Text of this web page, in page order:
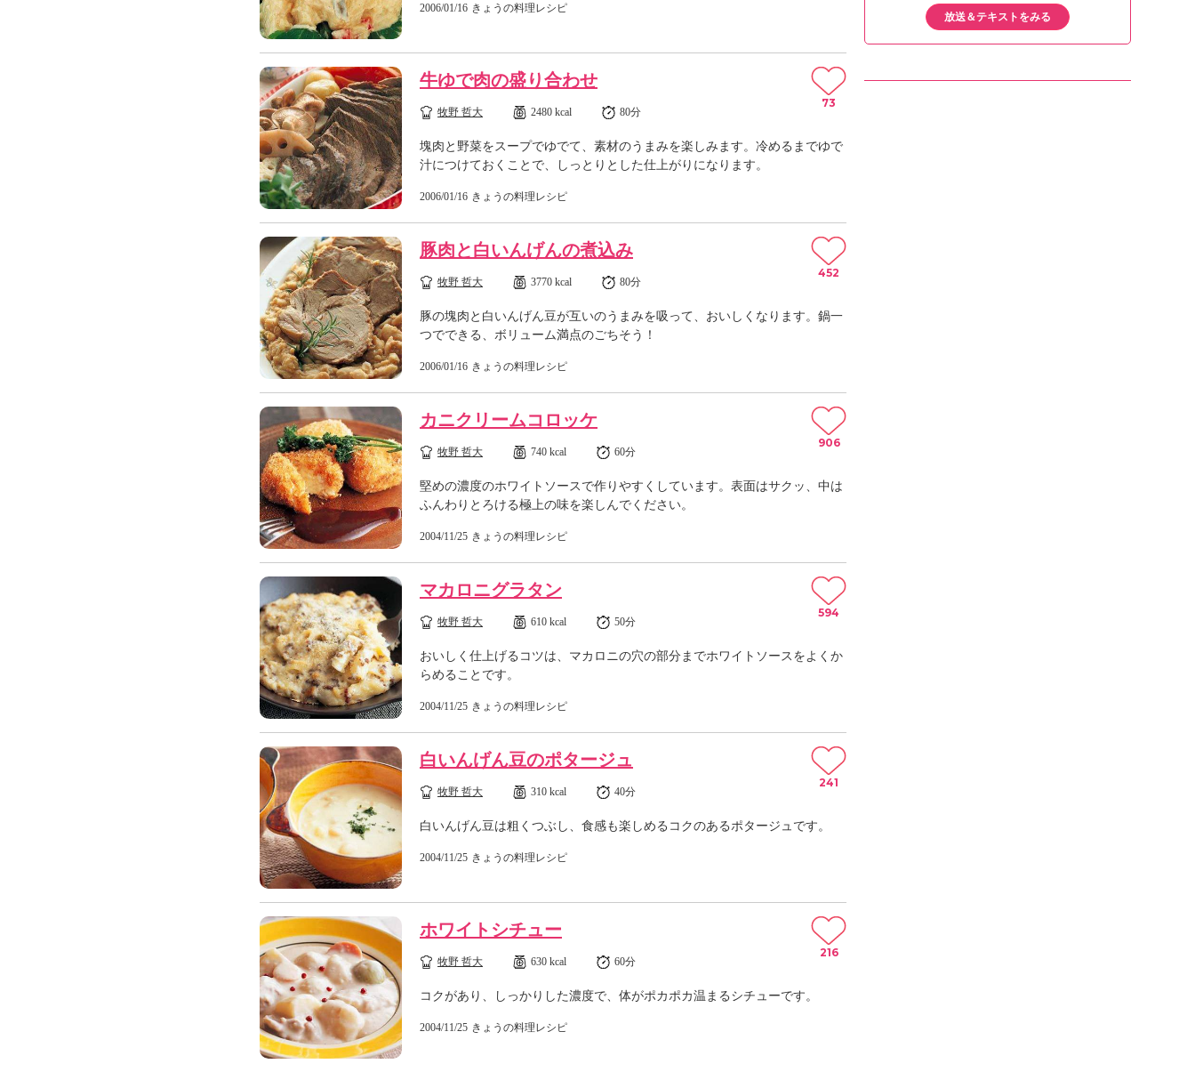
2006/01/16 きょうの料理レシピ
牛ゆで肉の盛り合わせ
牧野 哲大 2480 kcal 80分
塊肉と野菜をスープでゆでて、素材のうまみを楽しみます。冷めるまでゆで
汁につけておくことで、しっとりとした仕上がりになります。
2006/01/16 きょうの料理レシピ
73
豚肉と白いんげんの煮込み
牧野 哲大 3770 kcal 80分
豚の塊肉と白いんげん豆が互いのうまみを吸って、おいしくなります。鍋一
つでできる、ボリューム満点のごちそう！
2006/01/16 きょうの料理レシピ
452
カニクリームコロッケ
牧野 哲大 740 kcal 60分
堅めの濃度のホワイトソースで作りやすくしています。表面はサクッ、中は
ふんわりとろける極上の味を楽しんでください。
2004/11/25 きょうの料理レシピ
906
マカロニグラタン
牧野 哲大 610 kcal 50分
おいしく仕上げるコツは、マカロニの穴の部分までホワイトソースをよくか
らめることです。
2004/11/25 きょうの料理レシピ
594
白いんげん豆のポタージュ
牧野 哲大 310 kcal 40分
白いんげん豆は粗くつぶし、食感も楽しめるコクのあるポタージュです。
2004/11/25 きょうの料理レシピ
241
ホワイトシチュー
牧野 哲大 630 kcal 60分
コクがあり、しっかりした濃度で、体がポカポカ温まるシチューです。
2004/11/25 きょうの料理レシピ
216
放送＆テキストをみる